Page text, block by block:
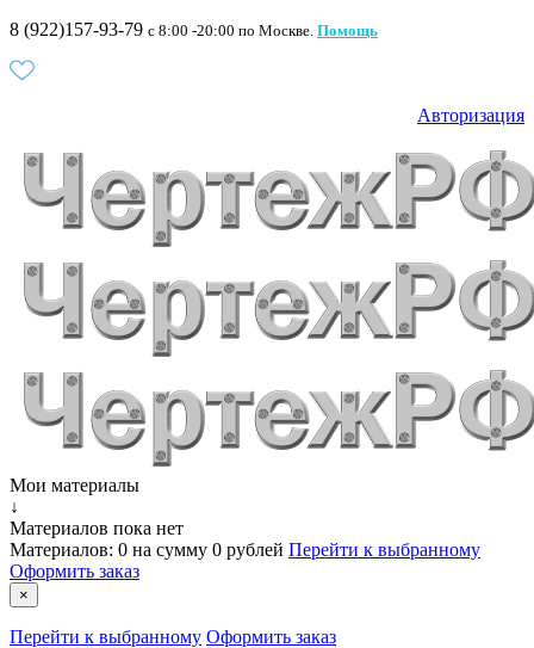
8 (922)157-93-79 c 8:00 -20:00 по Москве. Помощь
Авторизация
Мои материалы
↓
Материалов пока нет
Материалов: 0 на сумму 0 рублей Перейти к выбранному
Оформить заказ
×
Перейти к выбранному Оформить заказ